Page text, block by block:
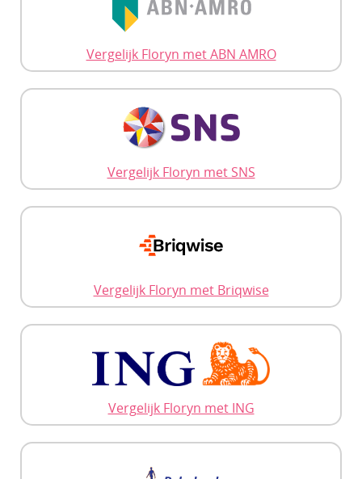
Vergelijk Floryn met ABN AMRO
Vergelijk Floryn met SNS
Vergelijk Floryn met Briqwise
Vergelijk Floryn met ING